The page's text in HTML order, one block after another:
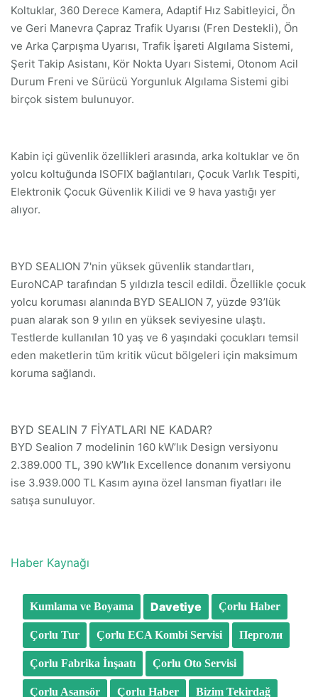
Koltuklar, 360 Derece Kamera, Adaptif Hız Sabitleyici, Ön
ve Geri Manevra Çapraz Trafik Uyarısı (Fren Destekli), Ön
ve Arka Çarpışma Uyarısı, Trafik İşareti Algılama Sistemi,
Şerit Takip Asistanı, Kör Nokta Uyarı Sistemi, Otonom Acil
Durum Freni ve Sürücü Yorgunluk Algılama Sistemi gibi
birçok sistem bulunuyor.
Kabin içi güvenlik özellikleri arasında, arka koltuklar ve ön
yolcu koltuğunda ISOFIX bağlantıları, Çocuk Varlık Tespiti,
Elektronik Çocuk Güvenlik Kilidi ve 9 hava yastığı yer
alıyor.
BYD SEALION 7'nin yüksek güvenlik standartları,
EuroNCAP tarafından 5 yıldızla tescil edildi. Özellikle çocuk
yolcu koruması alanında BYD SEALION 7, yüzde 93’lük
puan alarak son 9 yılın en yüksek seviyesine ulaştı.
Testlerde kullanılan 10 yaş ve 6 yaşındaki çocukları temsil
eden maketlerin tüm kritik vücut bölgeleri için maksimum
koruma sağlandı.
BYD SEALIN 7 FİYATLARI NE KADAR?
BYD Sealion 7 modelinin 160 kW’lık Design versiyonu
2.389.000 TL, 390 kW’lık Excellence donanım versiyonu
ise 3.939.000 TL Kasım ayına özel lansman fiyatları ile
satışa sunuluyor.
Haber Kaynağı
Kumlama ve Boyama Davetiye Çorlu Haber
Çorlu Tur Çorlu ECA Kombi Servisi Перголи
Çorlu Fabrika İnşaatı Çorlu Oto Servisi
Çorlu Asansör Çorlu Haber Bizim Tekirdağ